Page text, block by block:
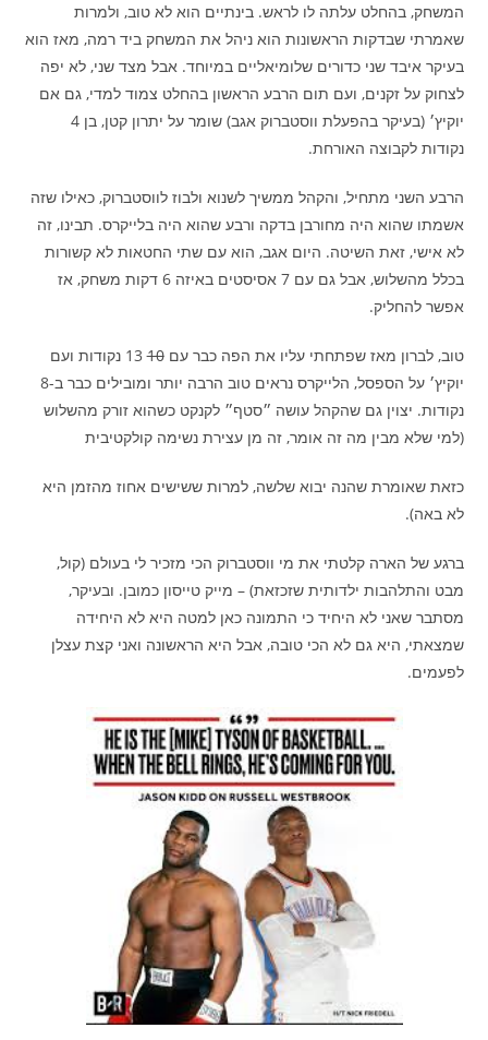
המשחק, בהחלט עלתה לו לראש. בינתיים הוא לא טוב, ולמרות
שאמרתי שבדקות הראשונות הוא ניהל את המשחק ביד רמה, מאז הוא
בעיקר איבד שני כדורים שלומיאליים במיוחד. אבל מצד שני, לא יפה
לצחוק על זקנים, ועם תום הרבע הראשון בהחלט צמוד למדי, גם אם
יוקיץ׳ (בעיקר בהפעלת ווסטברוק אגב) שומר על יתרון קטן, בן 4
נקודות לקבוצה האורחת.
הרבע השני מתחיל, והקהל ממשיך לשנוא ולבוז לווסטברוק, כאילו שזה
אשמתו שהוא היה מחורבן בדקה ורבע שהוא היה בלייקרס. תבינו, זה
לא אישי, זאת השיטה. היום אגב, הוא עם שתי החטאות לא קשורות
בכלל מהשלוש, אבל גם עם 7 אסיסטים באיזה 6 דקות משחק, אז
אפשר להחליק.
טוב, לברון מאז שפתחתי עליו את הפה כבר עם10
13 נקודות ועם
יוקיץ׳ על הספסל, הלייקרס נראים טוב הרבה יותר ומובילים כבר ב-8
נקודות. יצוין גם שהקהל עושה ״סטף״ לקנקט כשהוא זורק מהשלוש
(למי שלא מבין מה זה אומר, זה מן עצירת נשימה קולקטיבית
כזאת שאומרת שהנה יבוא שלשה, למרות ששישים אחוז מהזמן היא
לא באה).
ברגע של הארה קלטתי את מי ווסטברוק הכי מזכיר לי בעולם (קול,
מבט והתלהבות ילדותית שזכזאת) – מייק טייסון כמובן. ובעיקר,
מסתבר שאני לא היחיד כי התמונה כאן למטה היא לא היחידה
שמצאתי, היא גם לא הכי טובה, אבל היא הראשונה ואני קצת עצלן
לפעמים.